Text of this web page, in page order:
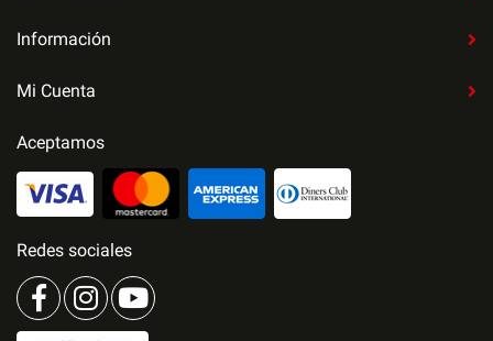
Información
Mi Cuenta
Aceptamos
Redes sociales